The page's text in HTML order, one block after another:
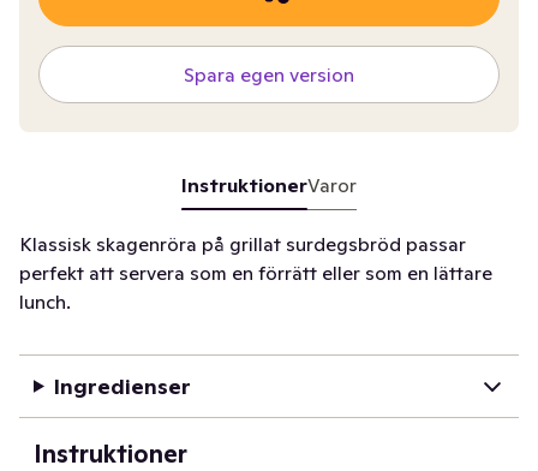
Spara egen version
InstruktionerVaror
Klassisk skagenröra på grillat surdegsbröd passar
perfekt att servera som en förrätt eller som en lättare
lunch.
Ingredienser
Instruktioner